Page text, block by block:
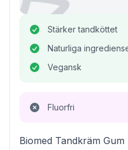
Stärker tandköttet
Naturliga
Vegansk
Fluorfri
Biomed Tandkräm